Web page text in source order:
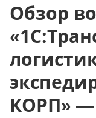
Обзор
КОРП» —